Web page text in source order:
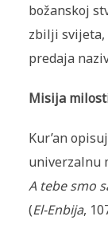
božanskoj
zbilji svijeta,
predaja
Misija
Kur’an
univerzalnu
A tebe smo
(El-Enbija,